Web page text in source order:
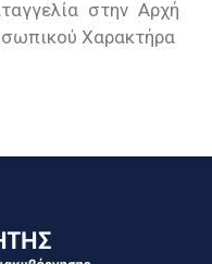
στην Αρχή
Χαρακτήρα